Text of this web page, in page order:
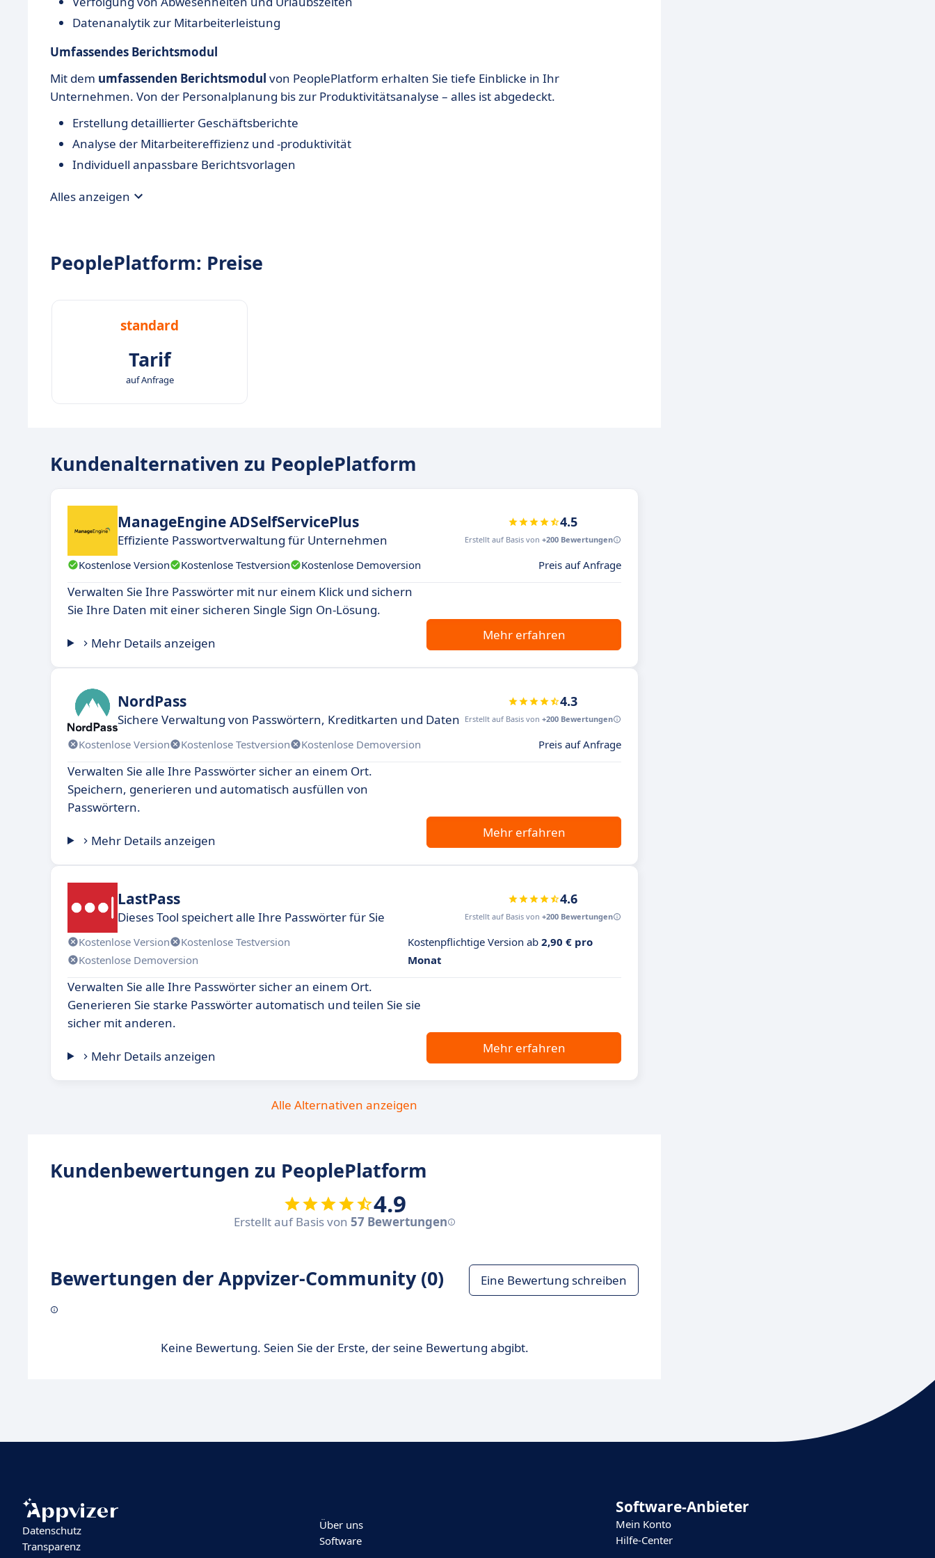
Datenanalytik zur Mitarbeiterleistung
Umfassendes Berichtsmodul
Mit dem umfassenden Berichtsmodul von PeoplePlatform erhalten Sie tiefe Einblicke in Ihr
Unternehmen. Von der Personalplanung bis zur Produktivitätsanalyse – alles ist abgedeckt.
Erstellung detaillierter Geschäftsberichte
Analyse der Mitarbeitereffizienz und -produktivität
Individuell anpassbare Berichtsvorlagen
Alles anzeigen
PeoplePlatform: Preise
standard
Tarif
auf Anfrage
Kundenalternativen zu PeoplePlatform
ManageEngine ADSelfServicePlus
Effiziente Passwortverwaltung für Unternehmen
4.5
Erstellt auf Basis von +200 Bewertungen
Kostenlose Version Kostenlose Testversion Kostenlose Demoversion Preis auf Anfrage
Verwalten Sie Ihre Passwörter mit nur einem Klick und sichern
Sie Ihre Daten mit einer sicheren Single Sign On-Lösung.
Mehr Details anzeigen
Mehr erfahren
NordPass
Sichere Verwaltung von Passwörtern, Kreditkarten und Daten
4.3
Erstellt auf Basis von +200 Bewertungen
Kostenlose Version Kostenlose Testversion Kostenlose Demoversion Preis auf Anfrage
Verwalten Sie alle Ihre Passwörter sicher an einem Ort.
Speichern, generieren und automatisch ausfüllen von
Passwörtern.
Mehr Details anzeigen
Mehr erfahren
LastPass
Dieses Tool speichert alle Ihre Passwörter für Sie
4.6
Erstellt auf Basis von +200 Bewertungen
Kostenlose Version
Kostenlose Testversion
Kostenlose Demoversion
Kostenpflichtige Version ab 2,90 € pro
Monat
Verwalten Sie alle Ihre Passwörter sicher an einem Ort.
Generieren Sie starke Passwörter automatisch und teilen Sie sie
sicher mit anderen.
Mehr Details anzeigen
Mehr erfahren
Alle Alternativen anzeigen
Kundenbewertungen zu PeoplePlatform
4.9
Erstellt auf Basis von 57 Bewertungen
Bewertungen der Appvizer-Community (0) Eine Bewertung schreiben
Keine Bewertung. Seien Sie der Erste, der seine Bewertung abgibt.
Datenschutz
Transparenz
Über uns
Software
Software-Anbieter
Mein Konto
Hilfe-Center